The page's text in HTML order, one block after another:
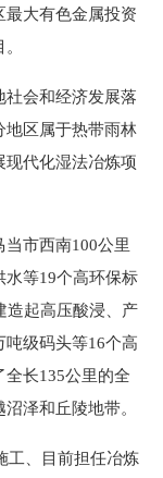
最大有色金属投资
会和经济发展落
地区属于热带雨林
现代化湿法冶炼项
市西南100公里
水等19个高环保标
造起高压酸浸、产
级码头等16个高
长135公里的全
泽和丘陵地带。
、目前担任冶炼